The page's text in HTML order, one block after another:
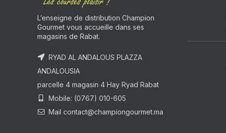
L’enseigne de distribution Champion
Gourmet vous accueille dans ses
magasins de Rabat.
RYAD AL ANDALOUS PLAZZA
ANDALOUSIA
parcelle 4 magasin 4 Hay Ryad Rabat
Mobile: (0767) 010-605
Mail contact@championgourmet.ma